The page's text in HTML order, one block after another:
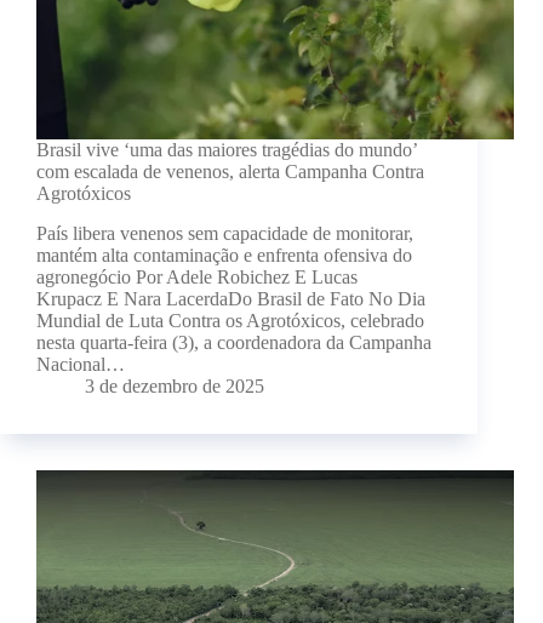
Brasil vive ‘uma das maiores tragédias do mundo’
com escalada de venenos, alerta Campanha Contra
Agrotóxicos
País libera venenos sem capacidade de monitorar,
mantém alta contaminação e enfrenta ofensiva do
agronegócio Por Adele Robichez E Lucas
Krupacz E Nara LacerdaDo Brasil de Fato No Dia
Mundial de Luta Contra os Agrotóxicos, celebrado
nesta quarta-feira (3), a coordenadora da Campanha
Nacional…
3 de dezembro de 2025